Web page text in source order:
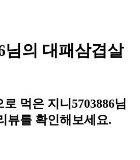
님의 대패삼겹살
먹은 지니5703886님
뷰를 확인해보세요.